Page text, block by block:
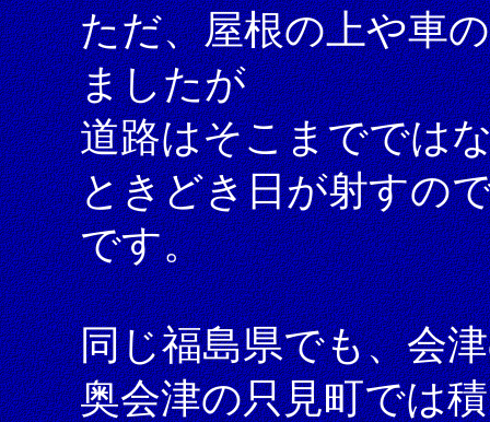
ただ、屋根の上や車
ましたが
道路はそこまででは
ときどき日が射すの
です。
同じ福島県でも、会
奥会津の只見町では